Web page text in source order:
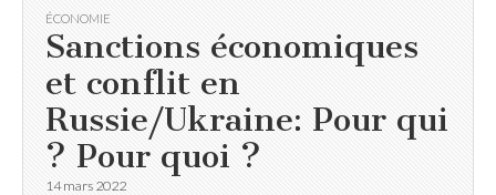
ÉCONOMIE
Sanctions économiques
et conflit en
Russie/Ukraine: Pour qui
? Pour quoi ?
14 mars 2022